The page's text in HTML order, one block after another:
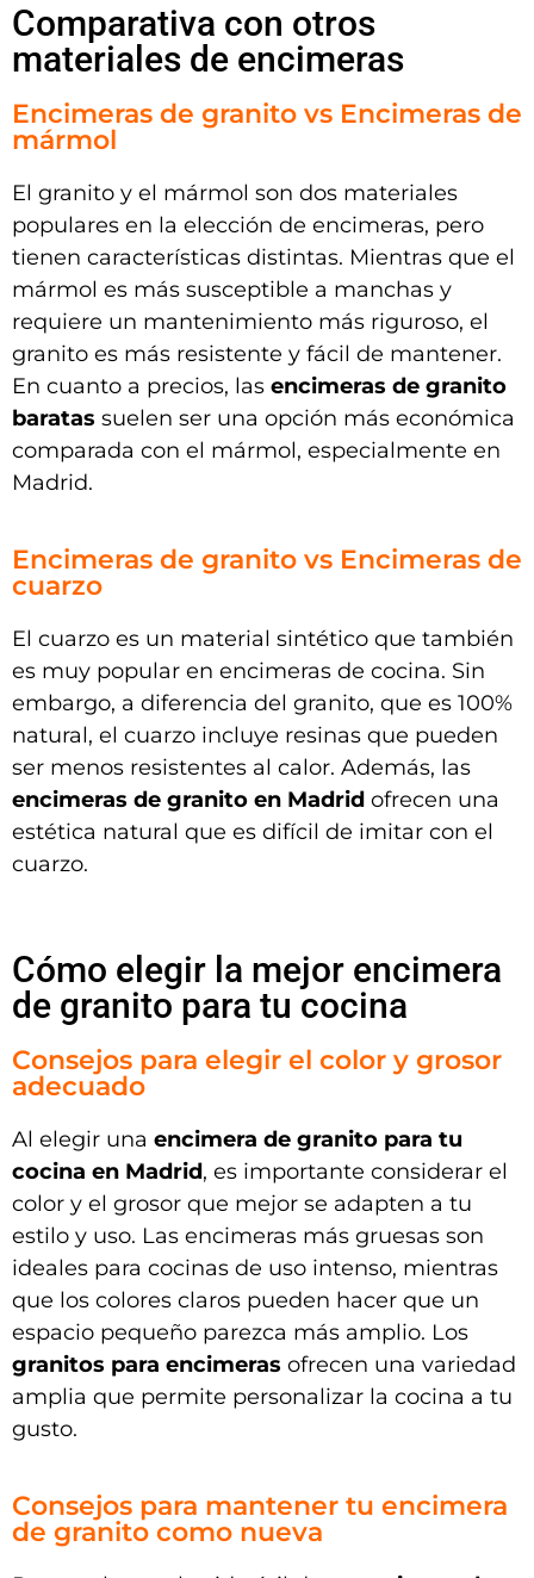
Comparativa con otros
materiales de encimeras
Encimeras de granito vs Encimeras de
mármol
El granito y el mármol son dos materiales
populares en la elección de encimeras, pero
tienen características distintas. Mientras que el
mármol es más susceptible a manchas y
requiere un mantenimiento más riguroso, el
granito es más resistente y fácil de mantener.
En cuanto a precios, las encimeras de granito
baratas suelen ser una opción más económica
comparada con el mármol, especialmente en
Madrid.
Encimeras de granito vs Encimeras de
cuarzo
El cuarzo es un material sintético que también
es muy popular en encimeras de cocina. Sin
embargo, a diferencia del granito, que es 100%
natural, el cuarzo incluye resinas que pueden
ser menos resistentes al calor. Además, las
encimeras de granito en Madrid ofrecen una
estética natural que es difícil de imitar con el
cuarzo.
Cómo elegir la mejor encimera
de granito para tu cocina
Consejos para elegir el color y grosor
adecuado
Al elegir una encimera de granito para tu
cocina en Madrid, es importante considerar el
color y el grosor que mejor se adapten a tu
estilo y uso. Las encimeras más gruesas son
ideales para cocinas de uso intenso, mientras
que los colores claros pueden hacer que un
espacio pequeño parezca más amplio. Los
granitos para encimeras ofrecen una variedad
amplia que permite personalizar la cocina a tu
gusto.
Consejos para mantener tu encimera
de granito como nueva